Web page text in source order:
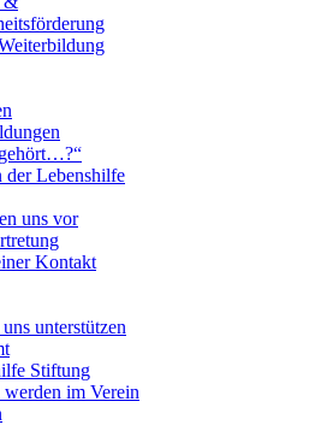
der Lebenshilfe
uns vor
Kontakt
unterstützen
Stiftung
im Verein